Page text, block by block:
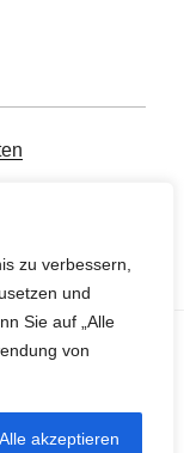
zu verbessern,
und
Sie auf „Alle
von
Alle akzeptieren
to use this
see here: